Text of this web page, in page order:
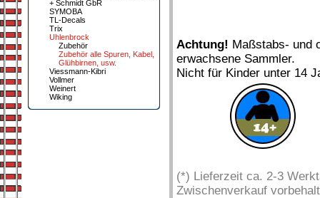
+ Schmidt GbR
SYMOBA
TL-Decals
Trix
Uhlenbrock
Zubehör
Zubehör alle Spuren, Kabel,
Glühbirnen, usw.
Viessmann-Kibri
Vollmer
Weinert
Wiking
Achtung! Maßstabs- und
erwachsene Sammler.
Nicht für Kinder unter 14
(*) Lieferzeit ca. 2-3
Zwischenverkauf